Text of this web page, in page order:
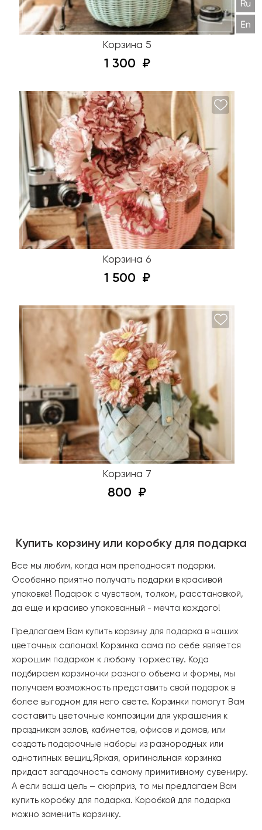
Корзина 5
1 300
Корзина 6
1 500
Корзина 7
800
Купить корзину или коробку для подарка
Все мы любим, когда нам преподносят подарки.
Особенно приятно получать подарки в красивой
упаковке! Подарок с чувством, толком, расстановкой,
да еще и красиво упакованный - мечта каждого!
Предлагаем Вам купить корзину для подарка в наших
цветочных салонах! Корзинка сама по себе является
хорошим подарком к любому торжеству. Кода
подбираем корзиночки разного объема и формы, мы
получаем возможность представить свой подарок в
более выгодном для него свете. Корзинки помогут Вам
составить цветочные композиции для украшения к
праздникам залов, кабинетов, офисов и домов, или
создать подарочные наборы из разнородных или
однотипных вещиц.Яркая, оригинальная корзинка
придаст загадочность самому примитивному сувениру.
А если ваша цель – сюрприз, то мы предлагаем Вам
купить коробку для подарка. Коробкой для подарка
можно заменить корзинку.